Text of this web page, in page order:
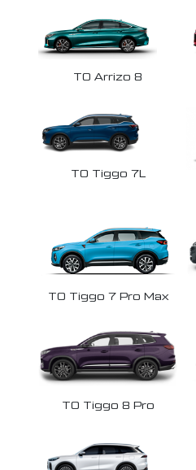
ТО Arrizo 8
ТО Tiggo 7L
ТО Tiggo 7 Pro Max
ТО Tiggo 8 Pro